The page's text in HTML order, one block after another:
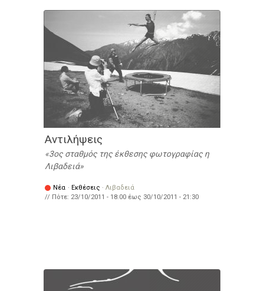
Αντιλήψεις
3ος σταθμός της έκθεσης φωτογραφίας η
Λιβαδειά
Νέα · Εκθέσεις · Λιβαδειά
// Πότε: 23/10/2011 - 18:00 έως 30/10/2011 - 21:30